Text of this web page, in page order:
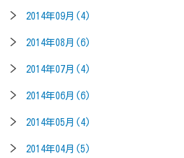
2014年09月(4)
2014年08月(6)
2014年07月(4)
2014年06月(6)
2014年05月(4)
2014年04月(5)